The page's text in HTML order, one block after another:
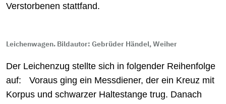
Verstorbenen stattfand.
Leichenwagen. Bildautor: Gebrüder Händel, Weiher
Der Leichenzug stellte sich in folgender Reihenfolge
auf: Voraus ging ein Messdiener, der ein Kreuz mit
Korpus und schwarzer Haltestange trug. Danach